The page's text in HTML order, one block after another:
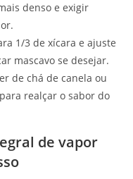
denso e exigir
1/3 de xícara e ajuste
mascavo se desejar.
de chá de canela ou
realçar o sabor do
de vapor